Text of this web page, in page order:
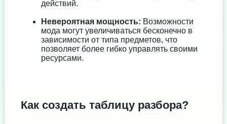
действий.
Невероятная мощность: Возможности
мода могут увеличиваться бесконечно в
зависимости от типа предметов, что
позволяет более гибко управлять своими
ресурсами.
Как создать таблицу разбора?